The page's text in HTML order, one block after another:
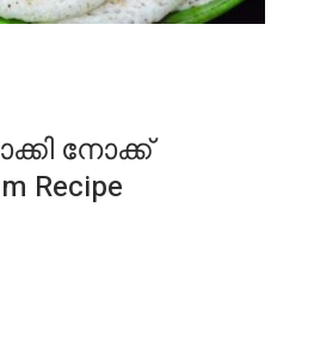
നോക്ക്
Recipe